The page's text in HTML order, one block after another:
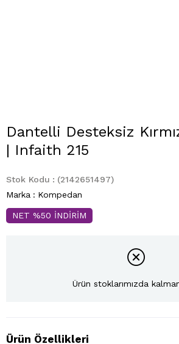
Dantelli Desteksiz
| Infaith 215
Stok Kodu
(2142651497)
Marka : Kompedan
NET %50 İNDİRİM
Ürün stoklarımızda
Ürün Özellikleri